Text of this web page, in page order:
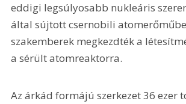
eddigi legsúlyosabb nukleáris
által sújtott csernobili
szakemberek megkezdték a
a sérült atomreaktorra.
Az árkád formájú szerkezet 36 ezer